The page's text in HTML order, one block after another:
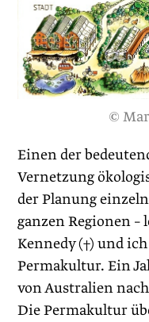
©
Einen der
Vernetzung
der Planung
ganzen Regionen
Kennedy (†) und
Permakultur. Ein
von Australien
Die Permakultur